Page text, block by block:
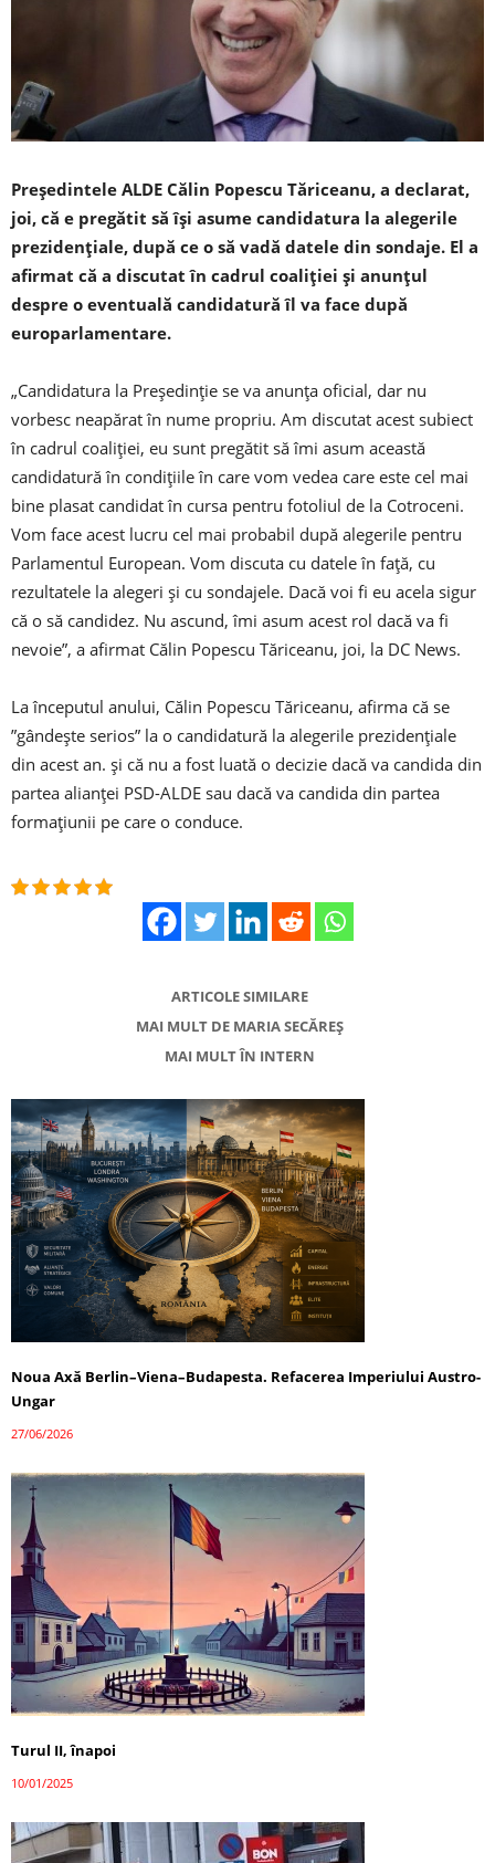
Preşedintele ALDE Călin Popescu Tăriceanu, a declarat,
joi, că e pregătit să îşi asume candidatura la alegerile
prezidenţiale, după ce o să vadă datele din sondaje. El a
afirmat că a discutat în cadrul coaliţiei şi anunţul
despre o eventuală candidatură îl va face după
europarlamentare.
„Candidatura la Preşedinţie se va anunţa oficial, dar nu
vorbesc neapărat în nume propriu. Am discutat acest subiect
în cadrul coaliţiei, eu sunt pregătit să îmi asum această
candidatură în condiţiile în care vom vedea care este cel mai
bine plasat candidat în cursa pentru fotoliul de la Cotroceni.
Vom face acest lucru cel mai probabil după alegerile pentru
Parlamentul European. Vom discuta cu datele în faţă, cu
rezultatele la alegeri şi cu sondajele. Dacă voi fi eu acela sigur
că o să candidez. Nu ascund, îmi asum acest rol dacă va fi
nevoie”, a afirmat Călin Popescu Tăriceanu, joi, la DC News.
La începutul anului, Călin Popescu Tăriceanu, afirma că se
”gândeşte serios” la o candidatură la alegerile prezidenţiale
din acest an. şi că nu a fost luată o decizie dacă va candida din
partea alianţei PSD-ALDE sau dacă va candida din partea
formaţiunii pe care o conduce.
ARTICOLE SIMILARE
MAI MULT DE MARIA SECĂREȘ
MAI MULT ÎN INTERN
Noua Axă Berlin–Viena–Budapesta. Refacerea Imperiului Austro-
Ungar
27/06/2026
Turul II, înapoi
10/01/2025